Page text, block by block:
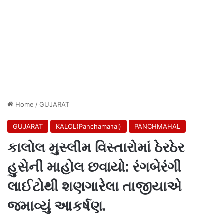
Home /GUJARAT
GUJARAT KALOL(Panchamahal) PANCHMAHAL
કાલોલ મુસ્લીમ વિસ્તારોમાં ઠેરઠેર
હુસેની માહોલ છવાયો: રંગબેરંગી
લાઈટોથી શણગારેલા તાજીયાએ
જમાવ્યું આકર્ષણ.